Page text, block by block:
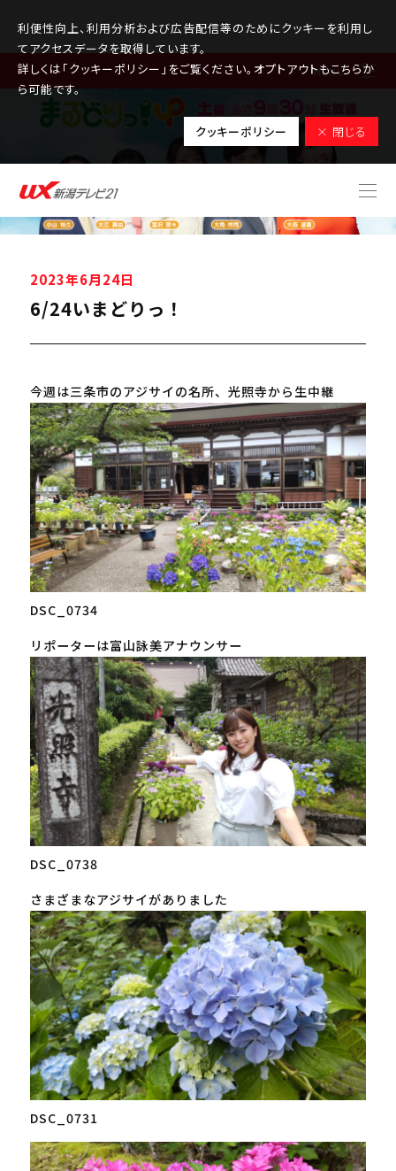
利便性向上、利用分析および広告配信等のためにクッキーを利用し
てアクセスデータを取得しています。
詳しくは「クッキーポリシー」をご覧ください。オプトアウトもこちらか
ら可能です。
クッキーポリシー × 閉じる
MENU
2023年6月24日
6/24いまどりっ！
今週は三条市のアジサイの名所、光照寺から生中継
DSC_0734
リポーターは富山詠美アナウンサー
DSC_0738
さまざまなアジサイがありました
DSC_0731